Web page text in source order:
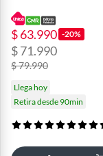
$ 63.990 -20%
$ 71.990
$ 79.990
Llega hoy
Retira desde 90min